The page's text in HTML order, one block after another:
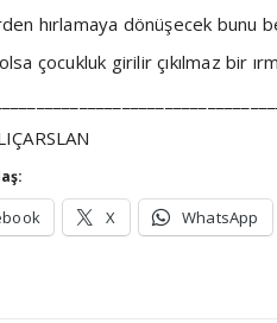
hırlamaya dönüşecek bunu
çocukluk girilir çıkılmaz bir
X WhatsApp